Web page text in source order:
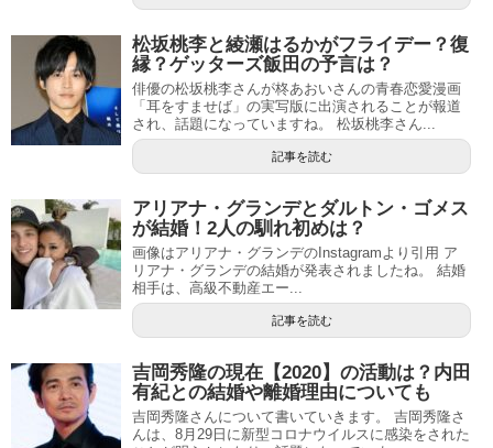
松坂桃李と綾瀬はるかがフライデー？復
縁？ゲッターズ飯田の予言は？
俳優の松坂桃李さんが柊あおいさんの青春恋愛漫画
「耳をすませば」の実写版に出演されることが報道
され、話題になっていますね。 松坂桃李さん...
記事を読む
アリアナ・グランデとダルトン・ゴメス
が結婚！2人の馴れ初めは？
画像はアリアナ・グランデのInstagramより引用 ア
リアナ・グランデの結婚が発表されましたね。 結婚
相手は、高級不動産エー...
記事を読む
吉岡秀隆の現在【2020】の活動は？内田
有紀との結婚や離婚理由についても
吉岡秀隆さんについて書いていきます。 吉岡秀隆さ
んは、8月29日に新型コロナウイルスに感染をされた